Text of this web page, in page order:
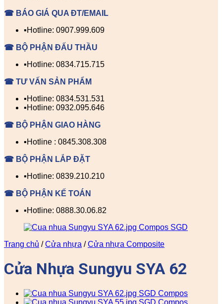
☎ BÁO GIÁ QUA ĐT/EMAIL
▪️Hotline: 0907.999.609
☎ BỘ PHẬN ĐẤU THẦU
▪️Hotline: 0834.715.715
☎ TƯ VẤN SẢN PHẨM
▪️Hotline: 0834.531.531
▪️Hotline: 0932.095.646
☎ BỘ PHẬN GIAO HÀNG
▪️Hotline : 0845.308.308
☎ BỘ PHẬN LẮP ĐẶT
▪️Hotline: 0839.210.210
☎ BỘ PHẬN KẾ TOÁN
▪️Hotline: 0888.30.06.82
Trang chủ / Cửa nhựa / Cửa nhựa Composite
Cửa Nhựa Sungyu SYA 62